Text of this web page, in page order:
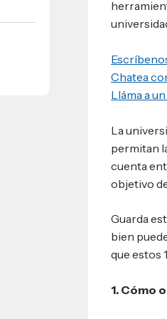
Honduras, C.A.
Chatea
Lláma a
La
permitan
cuenta
objetivo
Guarda
bien
que estos
1. Cómo